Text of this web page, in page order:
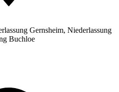
Gernsheim, Niederlassung
Buchloe